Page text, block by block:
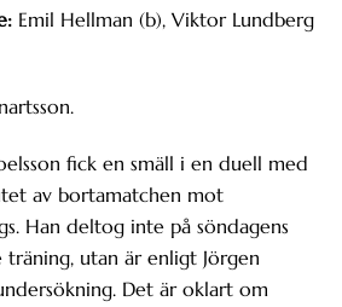
Emil Hellman (b), Viktor Lundberg
fick en smäll i en duell med
av bortamatchen mot
Han deltog inte på söndagens
utan är enligt Jörgen
Det är oklart om